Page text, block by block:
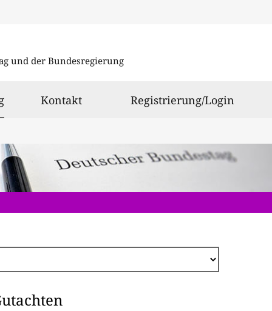
und der Bundesregierung
ausgewählt
Kontakt Registrierung/Login